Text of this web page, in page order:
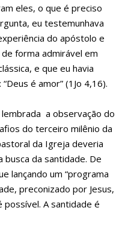
eles, o que é preciso
eu testemunhava
do apóstolo e
forma admirável em
e que eu havia
é amor” (1Jo 4,16).
a observação do
do terceiro milênio da
da Igreja deveria
da santidade. De
lançando um “programa
preconizado por Jesus,
possível. A santidade é